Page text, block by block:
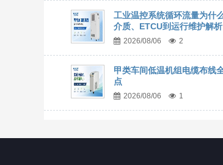
工业温控系统循环流量为什
介质、ETCU到运行维护解析
2026/08/06 2
甲类车间低温机组电缆布线
点
2026/08/06 1